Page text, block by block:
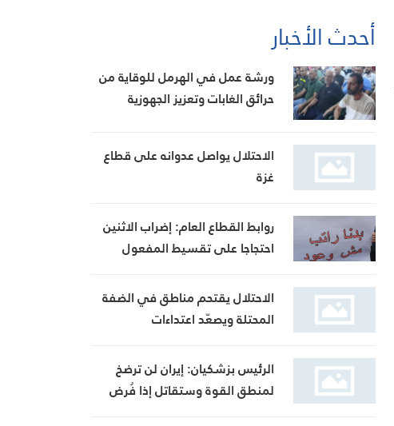
أحدث الأخبار
ورشة عمل في الهرمل للوقاية من
حرائق الغابات وتعزيز الجهوزية
الاحتلال يواصل عدوانه على قطاع
غزة
روابط القطاع العام: إضراب الاثنين
احتجاجا على تقسيط المفعول
الاحتلال يقتحم مناطق في الضفة
المحتلة ويصعّد اعتداءات
الرئيس بزشكيان: إيران لن ترضخ
لمنطق القوة وستقاتل إذا فُرض